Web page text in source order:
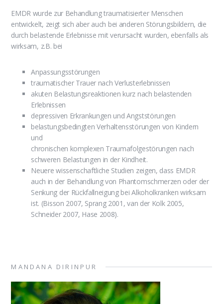
EMDR wurde zur Behandlung traumatisierter Menschen
entwickelt, zeigt sich aber auch bei anderen Störungsbildern, die
durch belastende Erlebnisse mit verursacht wurden, ebenfalls als
wirksam, z.B. bei
Anpassungsstörungen
traumatischer Trauer nach Verlusterlebnissen
akuten Belastungsreaktionen kurz nach belastenden
Erlebnissen
depressiven Erkrankungen und Angststörungen
belastungsbedingten Verhaltensstörungen von Kindern
und
chronischen komplexen Traumafolgestörungen nach
schweren Belastungen in der Kindheit.
Neuere wissenschaftliche Studien zeigen, dass EMDR
auch in der Behandlung von Phantomschmerzen oder der
Senkung der Rückfallneigung bei Alkoholkranken wirksam
ist. (Bisson 2007, Sprang 2001, van der Kolk 2005,
Schneider 2007, Hase 2008).
MANDANA DIRINPUR